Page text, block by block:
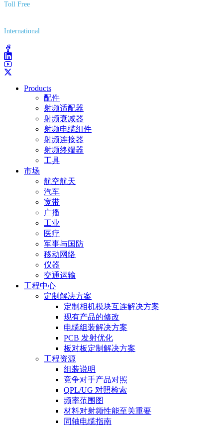
Toll Free
International
Products
配件
射频适配器
射频衰减器
射频电缆组件
射频连接器
射频终端器
工具
市场
航空航天
汽车
宽带
广播
工业
医疗
军事与国防
移动网络
仪器
交通运输
工程中心
定制解决方案
定制相机模块互连解决方案
现有产品的修改
电缆组装解决方案
PCB 发射优化
板对板定制解决方案
工程资源
组装说明
竞争对手产品对照
QPL/UG 对照检索
频率范围图
材料对射频性能至关重要
同轴电缆指南